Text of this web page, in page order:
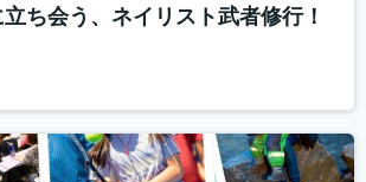
ち会う、ネイリスト武者修行！